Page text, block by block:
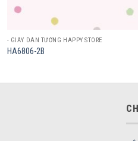
- GIẤY DÁN TƯỜNG HAPPY STORE
HA6806-2B